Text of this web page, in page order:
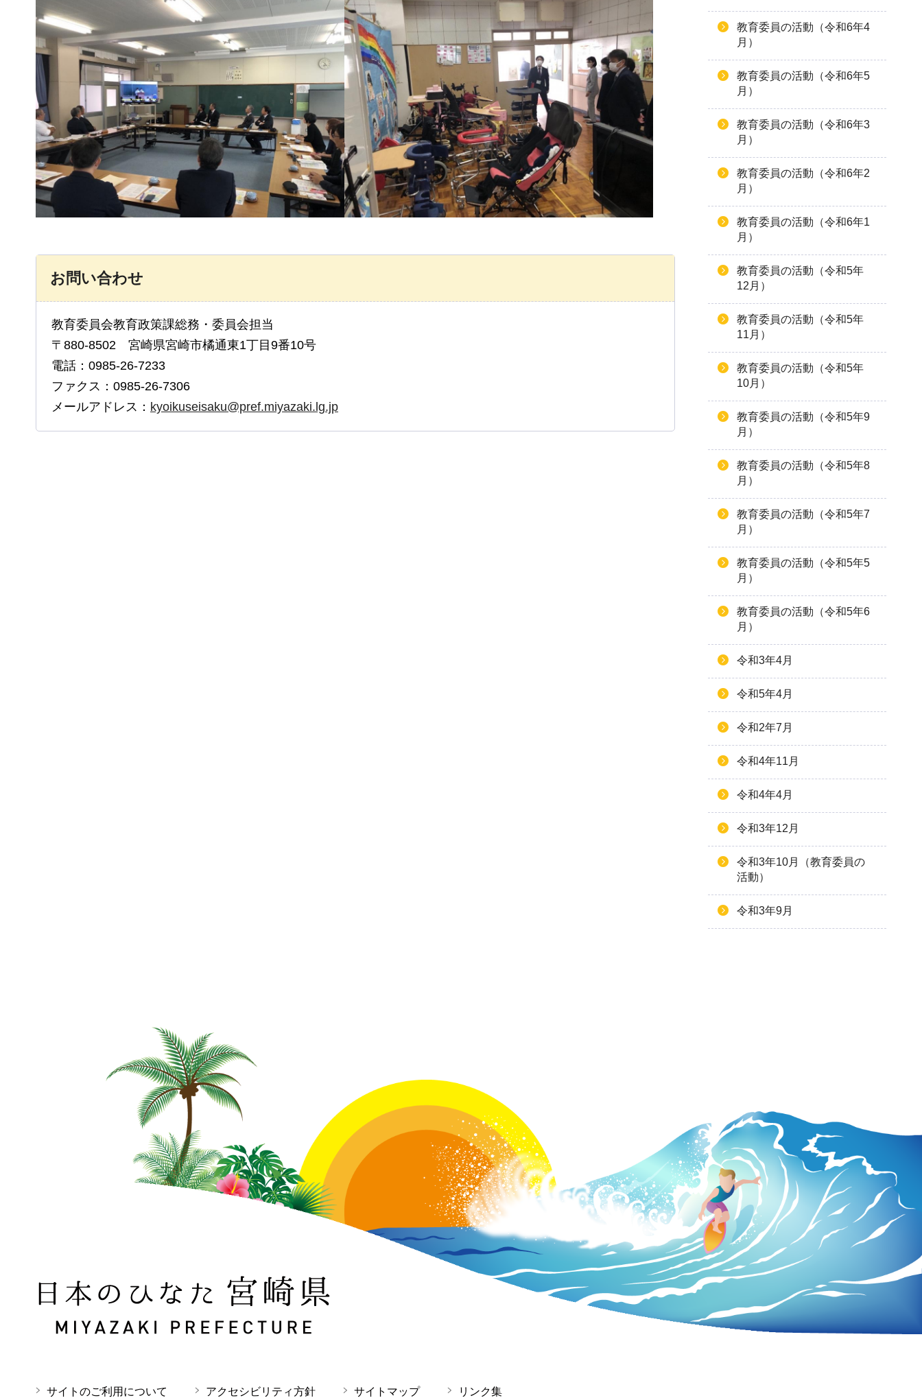
お問い合わせ
教育委員会教育政策課総務・委員会担当
〒880-8502 宮崎県宮崎市橘通東1丁目9番10号
電話：0985-26-7233
ファクス：0985-26-7306
メールアドレス： kyoikuseisaku@pref.miyazaki.lg.jp
教育委員の活動（令和6年4
月）
教育委員の活動（令和6年5
月）
教育委員の活動（令和6年3
月）
教育委員の活動（令和6年2
月）
教育委員の活動（令和6年1
月）
教育委員の活動（令和5年
12月）
教育委員の活動（令和5年
11月）
教育委員の活動（令和5年
10月）
教育委員の活動（令和5年9
月）
教育委員の活動（令和5年8
月）
教育委員の活動（令和5年7
月）
教育委員の活動（令和5年5
月）
教育委員の活動（令和5年6
月）
令和3年4月
令和5年4月
令和2年7月
令和4年11月
令和4年4月
令和3年12月
令和3年10月（教育委員の
活動）
令和3年9月
日本のひなた 宮崎県 MIYAZAKI PREFECTURE
サイトのご利用について アクセシビリティ方針 サイトマップ リンク集